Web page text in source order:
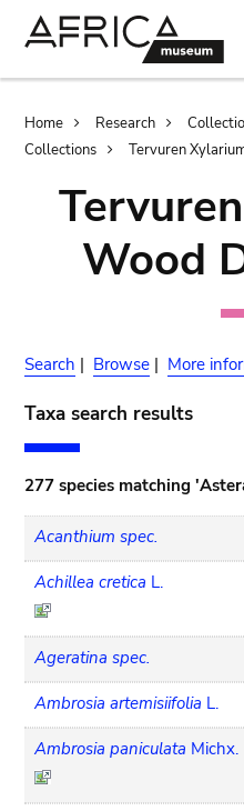
Home Research
Collections
Tervuren
Wood
Search | Browse | More
Taxa search results
277 species matching
Acanthium spec.
Achillea cretica L.
Ageratina spec.
Ambrosia artemisiifolia L.
Ambrosia paniculata Michx.